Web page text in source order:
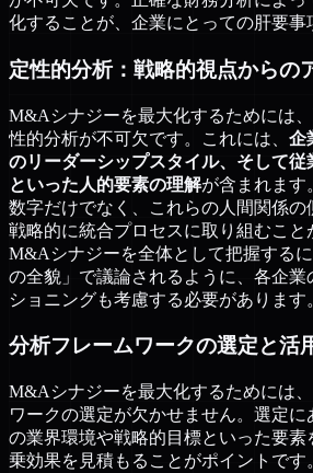
化することが、企業にとっての肝要事
定性的分析：戦略的視点からの
M&Aシナジーを最大化するためには
性的分析が不可欠です。これには、 企
のリーダーシップスタイル、そして
といった人的要素の理解が含まれます
数字だけでなく、これらの人間関係の
戦略的に統合プロセスに取り組むこと
M&Aシナジーを全体として把握する
の全貌」で議論されるように、各企業
ショニングも考慮する必要があります
分析フレームワークの選定と活
M&Aシナジーを最大化するためには
ワークの選定が欠かせません。選定
の業界環境や戦略的目標といった要素
乗効果を見積もることがポイントです